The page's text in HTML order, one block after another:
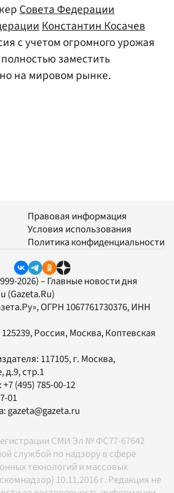
Совета Федерации
Константин Косачев
с учетом огромного урожая
заместить
на мировом рынке.
Правовая информация
Условия использования
Политика конфиденциальности
2026) – Главные новости дня
(Gazeta.Ru)
, ОГРН 1067761730376, ИНН
Россия, Москва, Коптевская
117105, г. Москва,
д.9, стр.1
+7 (495) 785-00-12
01
gazeta@gazeta.ru
СМИ Эл № ФС77-67642
службой по надзору в сфере
технологий и массовых
10.11.2016 г. Редакция не